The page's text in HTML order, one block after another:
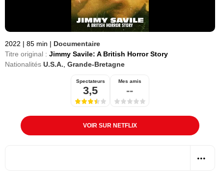
2022 | 85 min | Documentaire
Titre original : Jimmy Savile: A British Horror Story
Nationalités U.S.A. Grande-Bretagne
Spectateurs
3,5
Mes amis
--
VOIR SUR NETFLIX